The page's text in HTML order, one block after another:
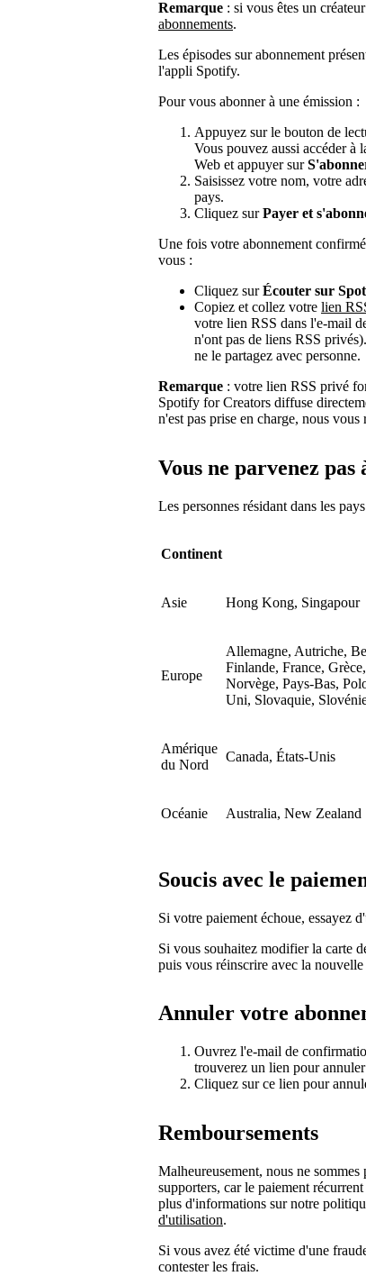
Remarque : si vous êtes un
abonnements.
Les épisodes sur abonnement
l'appli Spotify.
Pour vous abonner à une émission :
Appuyez sur le bouton de
Vous pouvez aussi accéder
Web et appuyer sur
Saisissez votre nom, votre
pays.
Cliquez surPayer et
Une fois votre abonnement
vous :
Cliquez surÉcouter sur
Copiez et collez votre lien
votre lien RSS dans l'e-mail
n'ont pas de liens RSS
ne le partagez avec personne.
Remarque : votre lien RSS privé
Spotify for Creators diffuse
n'est pas prise en charge, nous
Vous ne parvenez pas
Les personnes résidant dans les
Continent
Asie Hong Kong, Singapour
Europe
Allemagne, Autriche,
Finlande, France,
Norvège, Pays-Bas,
Uni, Slovaquie,
Amérique
du Nord
Canada, États-Unis
Océanie Australia, New Zealand
Soucis avec le
Si votre paiement échoue, essayez
Si vous souhaitez modifier la carte
puis vous réinscrire avec la nouvelle
Annuler votre
Ouvrez l'e-mail de
trouverez un lien pour
Cliquez sur ce lien pour
Remboursements
Malheureusement, nous ne sommes
supporters, car le paiement
plus d'informations sur notre
d'utilisation.
Si vous avez été victime d'une
contester les frais.